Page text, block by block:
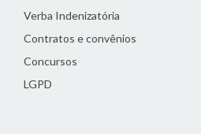
Verba Indenizatória
Contratos e convênios
Concursos
LGPD